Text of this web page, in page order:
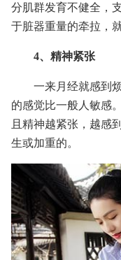
分肌群发育不健全，
于脏器重量的牵拉，
4、精神紧张
一来月经就感到
的感觉比一般人敏感
且精神越紧张，越感
生或加重的。